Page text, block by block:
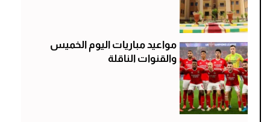
مواعيد مباريات اليوم الخميس
والقنوات الناقلة